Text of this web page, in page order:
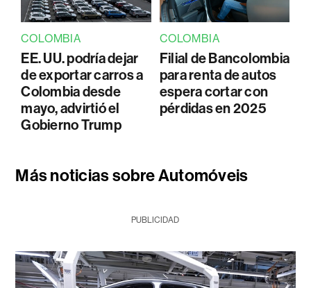
COLOMBIA
EE. UU. podría dejar
de exportar carros a
Colombia desde
mayo, advirtió el
Gobierno Trump
COLOMBIA
Filial de Bancolombia
para renta de autos
espera cortar con
pérdidas en 2025
Más noticias sobre Automóveis
PUBLICIDAD